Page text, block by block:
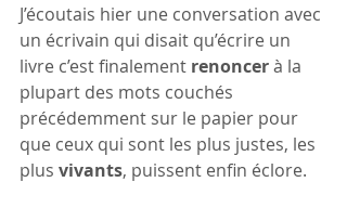
J’écoutais hier une conversation avec
un écrivain qui disait qu’écrire un
livre c’est finalement renoncer à la
plupart des mots couchés
précédemment sur le papier pour
que ceux qui sont les plus justes, les
plus vivants, puissent enfin éclore.